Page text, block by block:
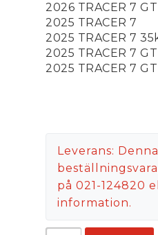
2026 TRACER 7
2025 TRACER 7
2025 TRACER 7
2025 TRACER 7 GT
2025 TRACER 7
Leverans:
på 021-124820
information.